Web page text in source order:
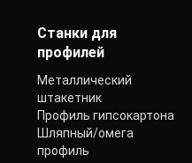
Станки для
профилей
Металлический
штакетник
Профиль гипсокартона
Шляпный/омега
профиль